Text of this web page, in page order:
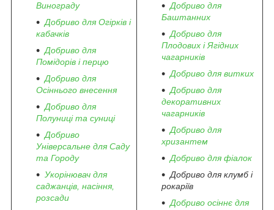
Винограду
Добриво для Огірків і
кабачків
Добриво для
Помідорів і перцю
Добриво для
Осіннього внесення
Добриво для
Полуниці та суниці
Добриво
Універсальне для Саду
та Городу
Укорінювач для
саджанців, насіння,
розсади
Добриво для
Баштанних
Добриво для
Плодових і Ягідних
чагарників
Добриво для витких
Добриво для
декоративних
чагарників
Добриво для
хризантем
Добриво для фіалок
Добриво для клумб і
рокаріїв
Добриво осіннє для